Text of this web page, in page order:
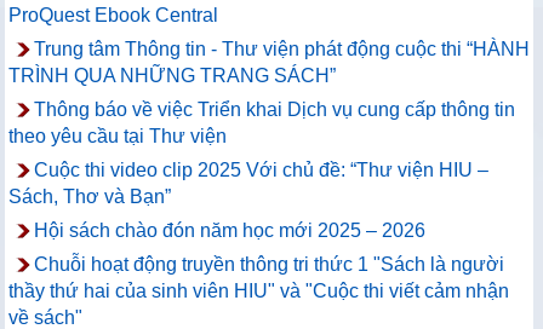
ProQuest Ebook Central
Trung tâm Thông tin - Thư viện phát động cuộc thi “HÀNH
TRÌNH QUA NHỮNG TRANG SÁCH”
Thông báo về việc Triển khai Dịch vụ cung cấp thông tin
theo yêu cầu tại Thư viện
Cuộc thi video clip 2025 Với chủ đề: “Thư viện HIU –
Sách, Thơ và Bạn”
Hội sách chào đón năm học mới 2025 – 2026
Chuỗi hoạt động truyền thông tri thức 1 "Sách là người
thầy thứ hai của sinh viên HIU" và "Cuộc thi viết cảm nhận
về sách"